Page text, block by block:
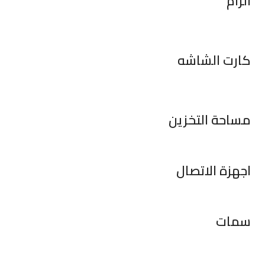
كارت الشاشه
مساحة التخزين
اجهزة الاتصال
سمات